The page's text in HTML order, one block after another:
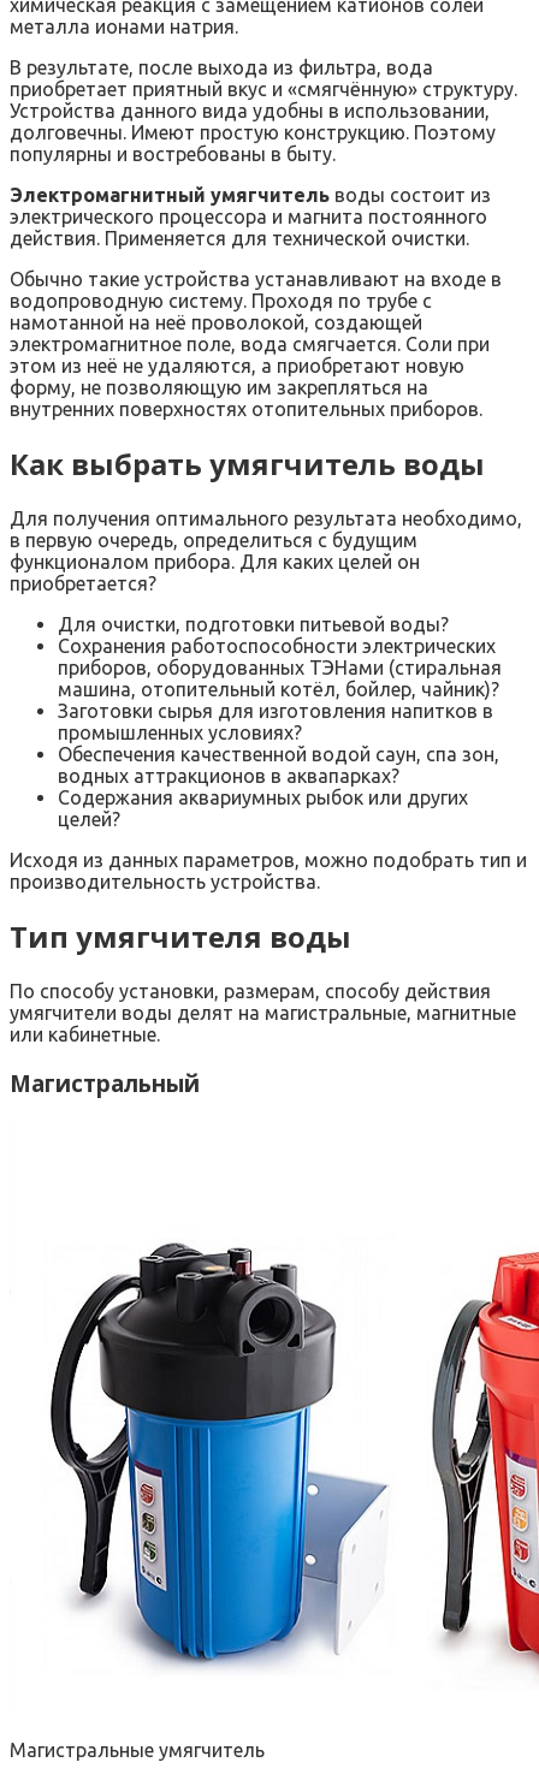
химическая реакция с замещением катионов солей
металла ионами натрия.
В результате, после выхода из фильтра, вода
приобретает приятный вкус и «смягчённую» структуру.
Устройства данного вида удобны в использовании,
долговечны. Имеют простую конструкцию. Поэтому
популярны и востребованы в быту.
Электромагнитный умягчитель воды состоит из
электрического процессора и магнита постоянного
действия. Применяется для технической очистки.
Обычно такие устройства устанавливают на входе в
водопроводную систему. Проходя по трубе с
намотанной на неё проволокой, создающей
электромагнитное поле, вода смягчается. Соли при
этом из неё не удаляются, а приобретают новую
форму, не позволяющую им закрепляться на
внутренних поверхностях отопительных приборов.
Как выбрать умягчитель воды
Для получения оптимального результата необходимо,
в первую очередь, определиться с будущим
функционалом прибора. Для каких целей он
приобретается?
Для очистки, подготовки питьевой воды?
Сохранения работоспособности электрических
приборов, оборудованных ТЭНами (стиральная
машина, отопительный котёл, бойлер, чайник)?
Заготовки сырья для изготовления напитков в
промышленных условиях?
Обеспечения качественной водой саун, спа зон,
водных аттракционов в аквапарках?
Содержания аквариумных рыбок или других
целей?
Исходя из данных параметров, можно подобрать тип и
производительность устройства.
Тип умягчителя воды
По способу установки, размерам, способу действия
умягчители воды делят на магистральные, магнитные
или кабинетные.
Магистральный
Магистральные умягчитель